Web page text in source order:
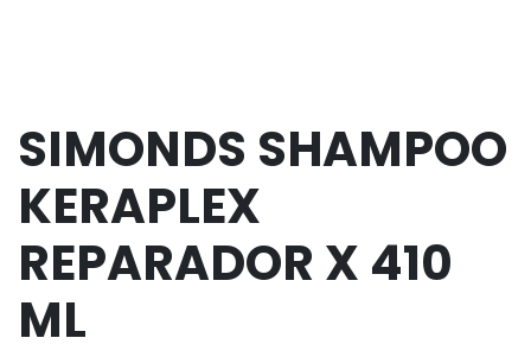
SIMONDS SHAMPOO
KERAPLEX
REPARADOR X 410
ML